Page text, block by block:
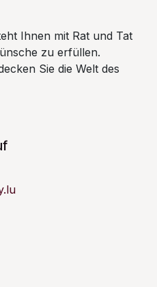
Ihnen mit Rat und Tat
zu erfüllen.
Sie die Welt des